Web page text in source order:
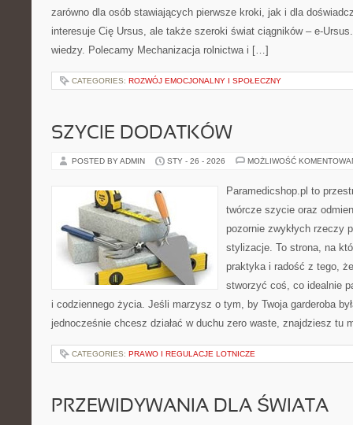
zarówno dla osób stawiających pierwsze kroki, jak i dla
interesuje Cię Ursus, ale także szeroki świat ciągników – e-
wiedzy. Polecamy Mechanizacja rolnictwa i […]
CATEGORIES: ROZWÓJ EMOCJONALNY I SPOŁECZNY
SZYCIE DODATKÓW
POSTED BY ADMIN STY - 26 - 2026 MOŻLIWOŚĆ
Paramedicshop.pl to
twórcze szycie oraz
pozornie zwykłych rzeczy
stylizacje. To strona, na
praktyka i radość z tego,
stworzyć coś, co idealnie
i codziennego życia. Jeśli marzysz o tym, by Twoja garderoba
jednocześnie chcesz działać w duchu zero waste, znajdziesz tu
CATEGORIES: PRAWO I REGULACJE LOTNICZE
PRZEWIDYWANIA DLA ŚWIATA